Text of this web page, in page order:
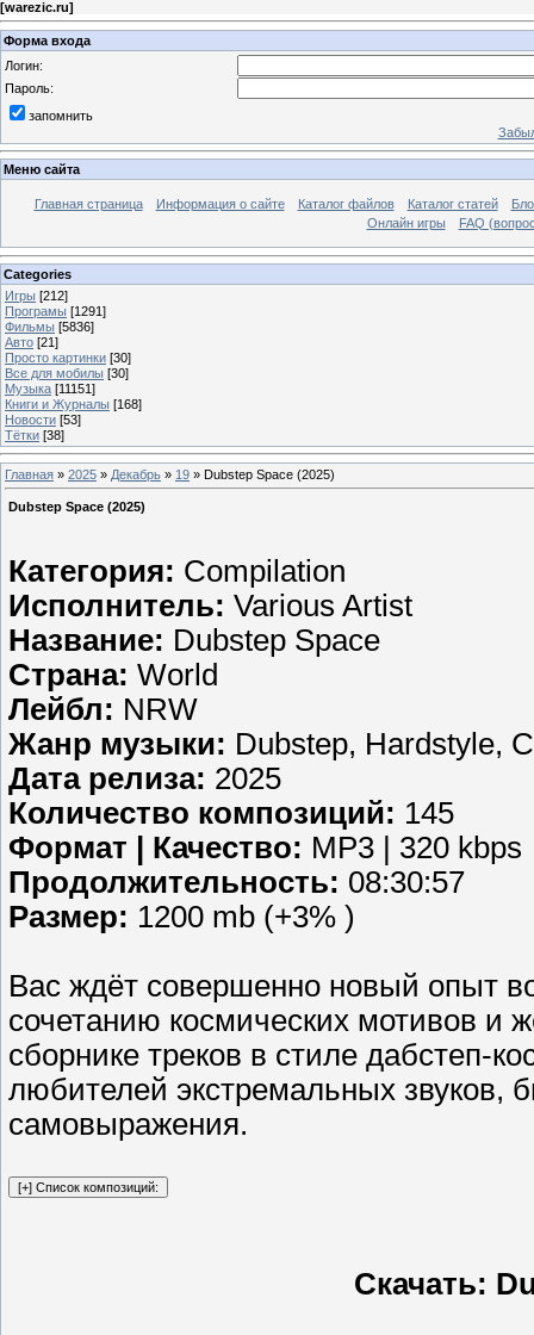
[warezic.ru]
Форма входа
Логин:
Пароль:
запомнить
Меню сайта
Главная страница Информация о сайте Каталог файлов Каталог статей
Онлайн игры
FAQ
Categories
Игры [212]
Програмы [1291]
Фильмы [5836]
Авто [21]
Просто картинки [30]
Все для мобилы [30]
Музыка [11151]
Книги и Журналы [168]
Новости [53]
Тётки [38]
Главная » 2025 » Декабрь » 19 » Dubstep Space (2025)
Dubstep Space (2025)
Категория: Compilation
Исполнитель: Various Artist
Название: Dubstep Space
Страна: World
Лейбл: NRW
Жанр музыки: Dubstep, Hardstyle,
Дата релиза: 2025
Количество композиций: 145
Формат | Качество: MP3 | 320 kbps
Продолжительность: 08:30:57
Размер: 1200 mb (+3% )
Вас ждёт совершенно новый опыт
сочетанию космических мотивов и
сборнике треков в стиле дабстеп-
любителей экстремальных звуков,
самовыражения.
Скачать: